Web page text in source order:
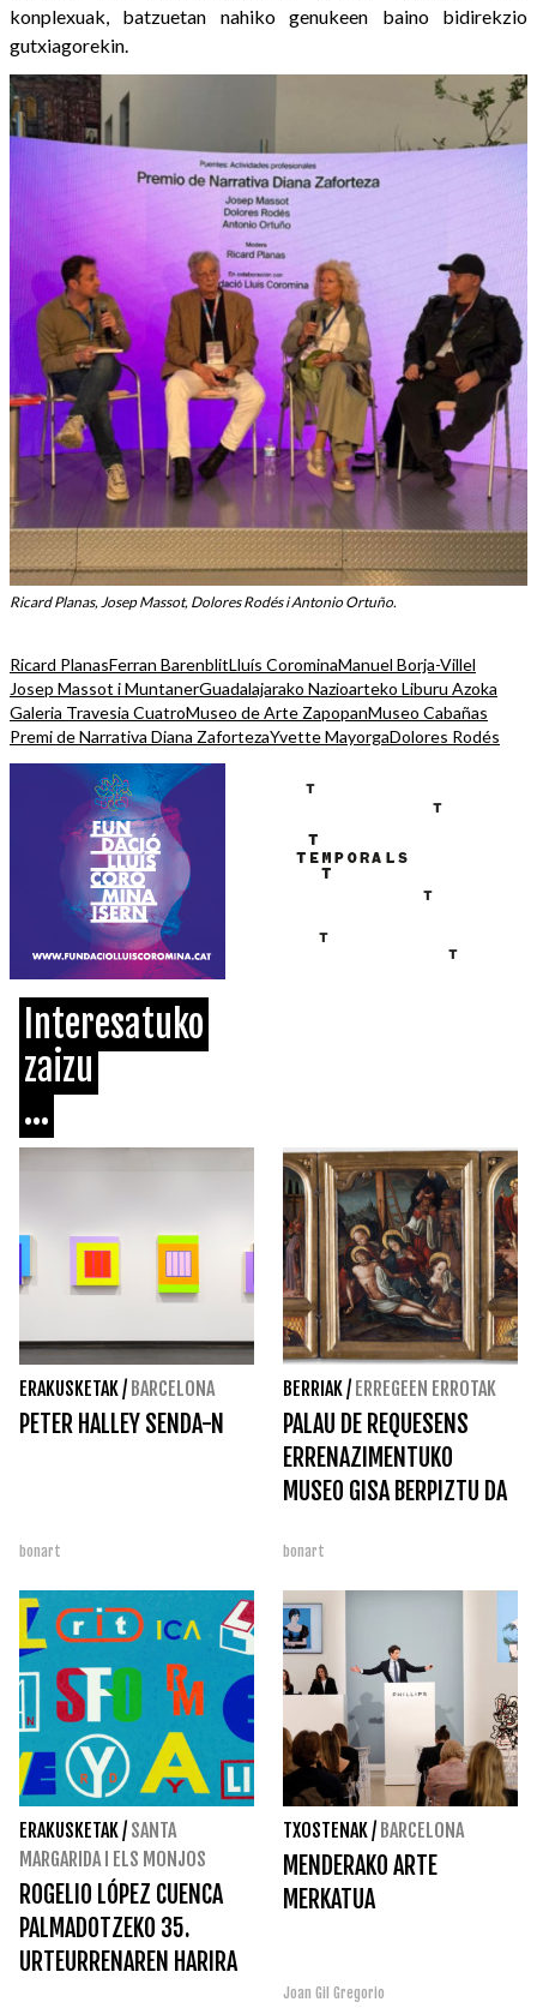
konplexuak, batzuetan nahiko genukeen baino bidirekzio
gutxiagorekin.
Ricard Planas, Josep Massot, Dolores Rodés i Antonio Ortuño.
Ricard PlanasFerran BarenblitLluís CorominaManuel Borja-Villel
Josep Massot i MuntanerGuadalajarako Nazioarteko Liburu Azoka
Galeria Travesia CuatroMuseo de Arte ZapopanMuseo Cabañas
Premi de Narrativa Diana ZafortezaYvette MayorgaDolores Rodés
Interesatuko
zaizu
...
ERAKUSKETAK/ BARCELONA
PETER HALLEY SENDA-N
bonart
BERRIAK/ ERREGEEN ERROTAK
PALAU DE REQUESENS
ERRENAZIMENTUKO
MUSEO GISA BERPIZTU DA
bonart
ERAKUSKETAK/ SANTA
MARGARIDA I ELS MONJOS
ROGELIO LÓPEZ CUENCA
PALMADOTZEKO 35.
URTEURRENAREN HARIRA
TXOSTENAK/ BARCELONA
MENDERAKO ARTE
MERKATUA
Joan Gil Gregorio